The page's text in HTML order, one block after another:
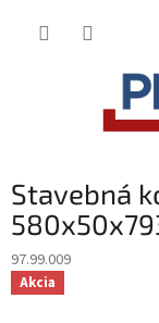
Stavebná
97.99.009
Akcia